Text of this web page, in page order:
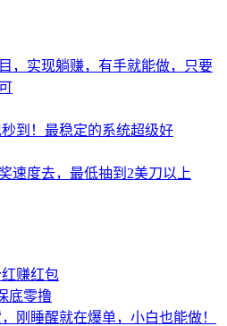
，实现躺赚，有手就能做，只要
到！最稳定的系统超级好
速度去，最低抽到2美刀以上
赚红包
底零撸
刚睡醒就在爆单，小白也能做！